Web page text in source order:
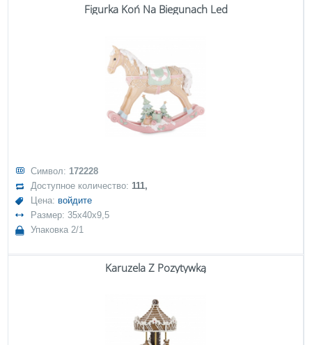
Figurka Koń Na Biegunach Led
Символ: 172228
Доступное количество:111,
Цена: войдите
Размер: 35x40x9,5
Упаковка 2/1
Karuzela Z Pozytywką